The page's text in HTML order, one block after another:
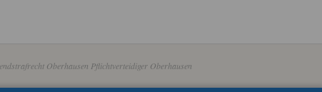
Oberhausen Pflichtverteidiger Oberhausen